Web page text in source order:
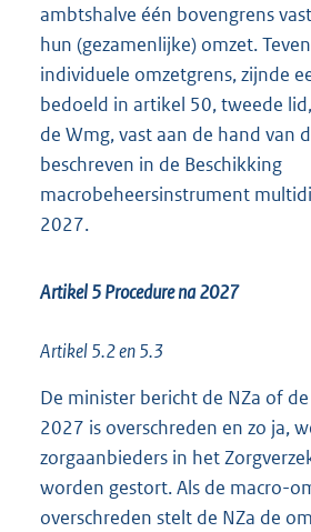
ambtshalve één bovengrens
hun (gezamenlijke) omzet.
individuele omzetgrens, zijnde
bedoeld in artikel 50, tweede
de Wmg, vast aan de hand van
beschreven in de Beschikking
macrobeheersinstrument
2027.
Artikel 5 Procedure na 2027
Artikel 5.2 en 5.3
De minister bericht de NZa of
2027 is overschreden en zo ja,
zorgaanbieders in het
worden gestort. Als de macro-
overschreden stelt de NZa de